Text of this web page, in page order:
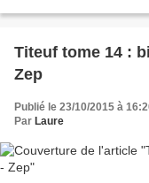
Titeuf tome 14 :
Zep
Publié le 23/10/2015 à
Par Laure